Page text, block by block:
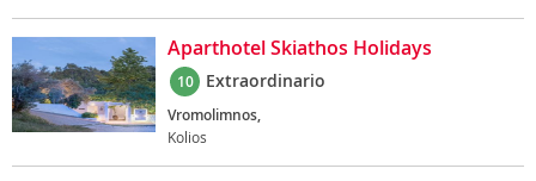
Aparthotel Skiathos Holidays
10 Extraordinario
Vromolimnos,
Kolios